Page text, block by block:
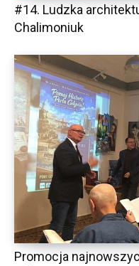
#14. Ludzka
Chalimoniuk
Promocja